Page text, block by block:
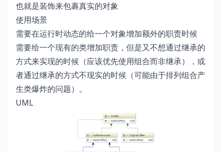
也就是装饰来包裹真实的对象
使用场景
需要在运行时动态的给一个对象增加额外的职责时候
需要给一个现有的类增加职责，但是又不想通过继承的
方式来实现的时候（应该优先使用组合而非继承），或
者通过继承的方式不现实的时候（可能由于排列组合产
生类爆炸的问题）。
UML